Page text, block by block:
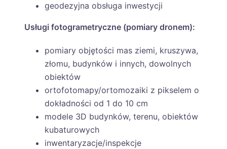
geodezyjna obsługa inwestycji
Usługi fotogrametryczne (pomiary dronem):
pomiary objętości mas ziemi, kruszywa,
złomu, budynków i innych, dowolnych
obiektów
ortofotomapy/ortomozaiki z pikselem o
dokładności od 1 do 10 cm
modele 3D budynków, terenu, obiektów
kubaturowych
inwentaryzacje/inspekcje